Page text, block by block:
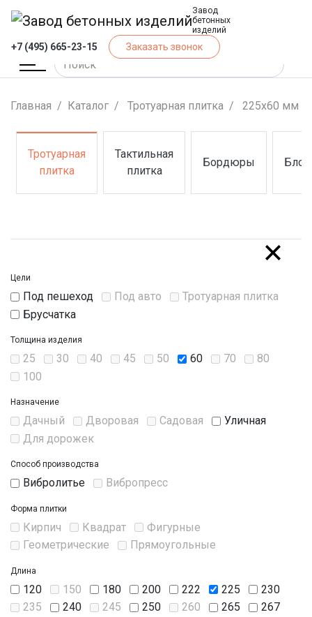
Завод
бетонных
изделий
+7 (495) 665-23-15 Заказать звонок
Главная Каталог Тротуарная плитка 225х60 мм
Тротуарная
плитка
(Тротуарная плитка)
Тактильная
плитка
(Тактильная плитка)
Бордюры
(Бордюры)
Цели
Под пешеход Под авто
Тротуарная плитка
Брусчатка
Толщина изделия
25 30 40 45 50 60 70
80
100
Назначение
Дачный Дворовая Садовая
Уличная
Для дорожек
Способ производства
Вибролитье Вибропресc
Форма плитки
Кирпич Квадрат
Фигурные
Геометрические
Прямоугольные
Длина
120 150 180 200 222 225
230
235
240 245 250 260 265
267